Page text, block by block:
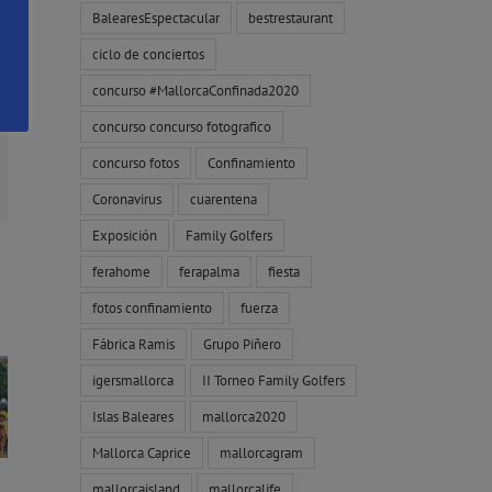
BalearesEspectacular bestrestaurant
ciclo de conciertos
concurso #MallorcaConfinada2020
concurso concurso fotografico
concurso fotos Confinamiento
Coronavirus cuarentena
Exposición Family Golfers
ferahome ferapalma fiesta
fotos confinamiento fuerza
Fábrica Ramis Grupo Piñero
igersmallorca II Torneo Family Golfers
Islas Baleares mallorca2020
Mallorca Caprice mallorcagram
mallorcaisland mallorcalife